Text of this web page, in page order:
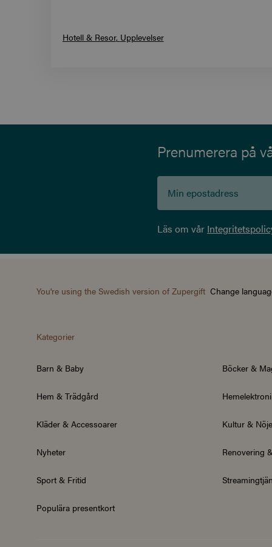
Hotell & Resor Upplevelser
Prenumerera på
Läs om vår
You're using the Swedish version of Zupergift Change
Kategorier
Barn & Baby Böcker &
Hem & Trädgård
Kläder & Accessoarer Kultur & Nöje
Nyheter Renovering
Sport & Fritid
Populära presentkort